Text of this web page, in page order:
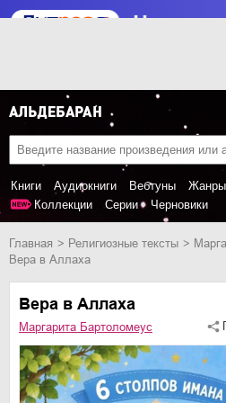
Книги Аудиокниги Вебтуны Жанры
Коллекции
Серии Черновики
Главная религиозные тексты
Вера в Аллаха
Вера в Аллаха
Маргарита Бартоломеус